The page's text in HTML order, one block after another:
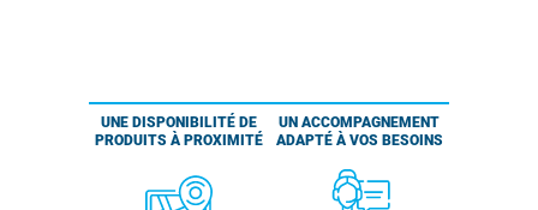
UNE DISPONIBILITÉ DE
PRODUITS À PROXIMITÉ
UN ACCOMPAGNEMENT
ADAPTÉ À VOS BESOINS